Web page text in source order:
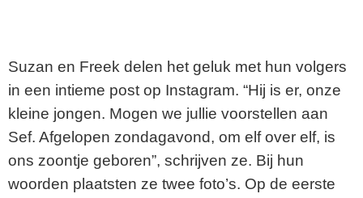
Suzan en Freek delen het geluk met hun volgers
in een intieme post op Instagram. “Hij is er, onze
kleine jongen. Mogen we jullie voorstellen aan
Sef. Afgelopen zondagavond, om elf over elf, is
ons zoontje geboren”, schrijven ze. Bij hun
woorden plaatsten ze twee foto’s. Op de eerste